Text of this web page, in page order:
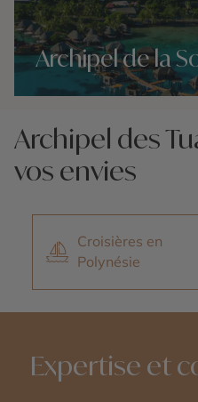
Archipel de la
Archipel des
vos envies
Croisières en
Polynésie
Expertise et